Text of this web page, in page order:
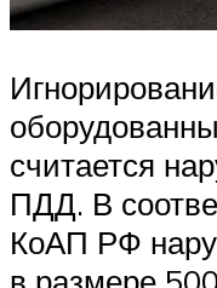
считается
ПДД. В
КоАП РФ